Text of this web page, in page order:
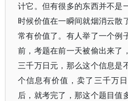
计它。但有很多的东西并不是
时候价值在一瞬间就烟消云散
常有价值了。有人举了一个例
前，考题在前一天被偷出来了
三千万日元，那么这个信息是
个信息有价值，卖了三千万
后，就考完了，那这个题目值